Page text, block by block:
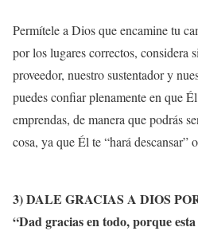
Permítele a Dios que encamine tu
por los lugares correctos, considera
proveedor, nuestro sustentador y
puedes confiar plenamente en que
emprendas, de manera que podrás
cosa, ya que Él te “hará descansar”
3) DALE GRACIAS A DIOS
“Dad gracias en todo, porque